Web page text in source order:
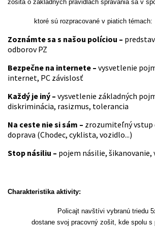
zošita o základných pravidlách správania sa v
ktoré sú rozpracované v piatich témach:
Zoznámte sa s našou políciou –
odborov PZ
Bezpečne na internete – vysvetlenie
internet, PC závislosť
Každý je iný – vysvetlenie základných
diskriminácia, rasizmus, tolerancia
Na ceste nie si sám – zrozumiteľný
doprava (Chodec, cyklista, vozidlo...)
Stop násiliu – pojem násilie, šikanovanie,
Charakteristika aktivity:
Policajt navštívi vybranú triedu
dostane svoj pracovný zošit, kde spolu s